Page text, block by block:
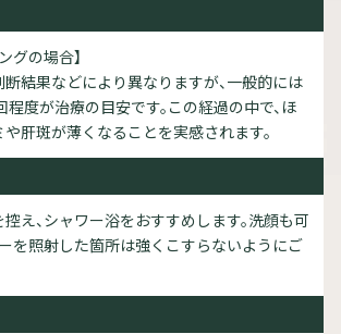
グの場合】
結果などにより異なりますが、一般的には
程度が治療の目安です。この経過の中で、ほ
肝斑が薄くなることを実感されます。
え、シャワー浴をおすすめします。洗顔も可
を照射した箇所は強くこすらないようにご